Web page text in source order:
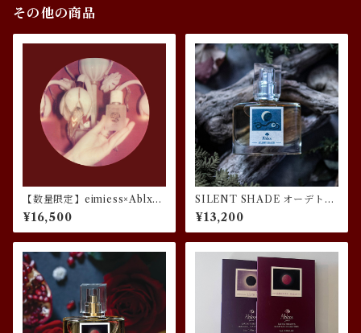
その他の商品
【数量限定】eimiess×Ablxs
コラボレーションフレグラン
ス “Murder in the Movie”
¥16,500
SILENT SHADE オーデトワ
レ／下弦の月の香り
¥13,200